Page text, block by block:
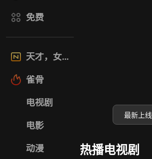
免费
天才，女友
雀骨
电视剧
电影
动漫
最新上线
热播电视剧